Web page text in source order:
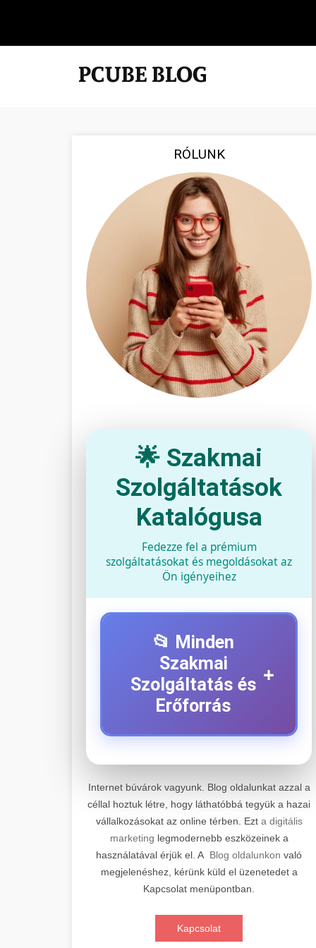
RÓLUNK
🌟 Szakmai
Szolgáltatások
Katalógusa
Fedezze fel a prémium
szolgáltatásokat és megoldásokat az
Ön igényeihez
📂 Minden
Szakmai
Szolgáltatás és
Erőforrás
+
+
Professzionális elektromos roller
javítási és karbantartási szolgáltatások.
Szakértő technikusaink minőségi
szervízt nyújtanak minden jelentős
márkához és modellhez.
Szervizközpont Látogatása
📊 2. Online Marketing
Ügynökség
+
Átfogó online marketing
szolgáltatások, beleértve a SEO-t,
közösségi média kezelést és digitális
hirdetéseket. Növekedés elérése
Elektromos Roller
Internet búvárok vagyunk. Blog oldalunkat azzal a
céllal hoztuk létre, hogy láthatóbbá tegyük a hazai
vállalkozásokat az online térben. Ezt a digitális
marketing legmodernebb eszközeinek a
használatával érjük el. A Blog oldalunkon való
megjelenéshez, kérünk küld el üzenetedet a
Kapcsolat menüpontban.
Kapcsolat